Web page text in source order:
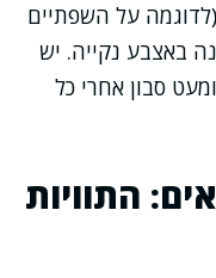
על השפתיים
באצבע נקייה. יש
סבון אחרי כל
התוויות